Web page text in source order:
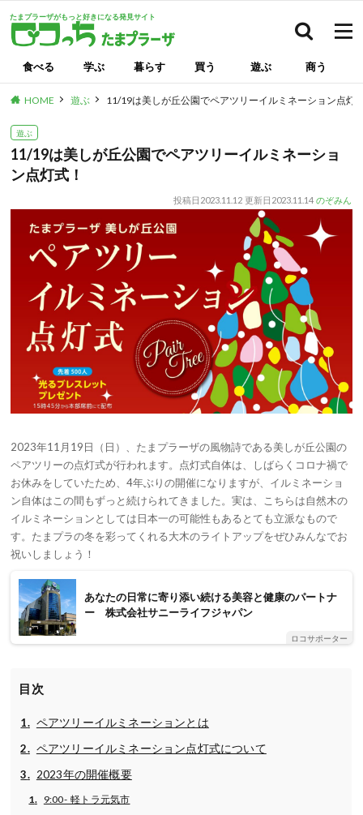
たまプラーザがもっと好きになる発見サイト
食べる 学ぶ 暮らす 買う 遊ぶ 商う
HOME 遊ぶ 11/19は美しが丘公園でペアツリーイルミネーション点灯
遊ぶ
11/19は美しが丘公園でペアツリーイルミネーショ
ン点灯式！
投稿日 2023.11.12 更新日 2023.11.14 のぞみん
2023年11月19日（日）、たまプラーザの風物詩である美しが丘公園の
ペアツリーの点灯式が行われます。点灯式自体は、しばらくコロナ禍で
お休みをしていたため、4年ぶりの開催になりますが、イルミネーショ
ン自体はこの間もずっと続けられてきました。実は、こちらは自然木の
イルミネーションとしては日本一の可能性もあるとても立派なもので
す。たまプラの冬を彩ってくれる大木のライトアップをぜひみんなでお
祝いしましょう！
あなたの日常に寄り添い続ける美容と健康のパートナ
ー 株式会社サニーライフジャパン
ロコサポーター
目次
ペアツリーイルミネーションとは
ペアツリーイルミネーション点灯式について
2023年の開催概要
9:00- 軽トラ元気市